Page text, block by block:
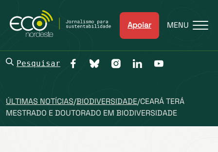
Apoiar MENU
Pesquisar
ÚLTIMAS NOTÍCIAS/BIODIVERSIDADE/CEARÁ TERÁ
MESTRADO E DOUTORADO EM BIODIVERSIDADE